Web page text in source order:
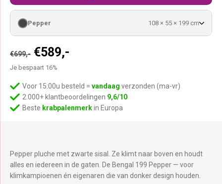
Pepper pluche met zwarte sisal. Ze klimt naar boven en houdt
alles en iedereen in de gaten. De Bengal 199 Pepper — voor
klimkampioenen én eigenaren die van donker design houden.
€699,- Oorspronkelijke
prijs
€699,-.
€589,-
€589,-.
Je bespaart 16%
Pepper 108 × 55 × 199 cm
Voor 15:00u besteld = vandaag verzonden (ma-vr)
2.000+ klantbeoordelingen 9,6/10
Beste krabpalenmerkin Europa